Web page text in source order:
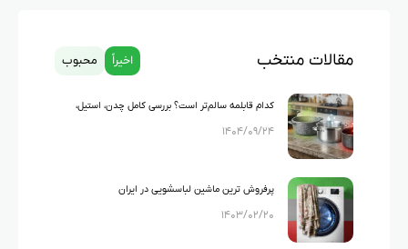
مقالات منتخب اخیراً محبوب
کدام قابلمه سالم‌تر است؟ بررسی کامل چدن، استیل،
گرانیت و تفلون
۱۴۰۴/۰۹/۲۴
پرفروش ترین ماشین لباسشویی در ایران
۱۴۰۳/۰۲/۲۰